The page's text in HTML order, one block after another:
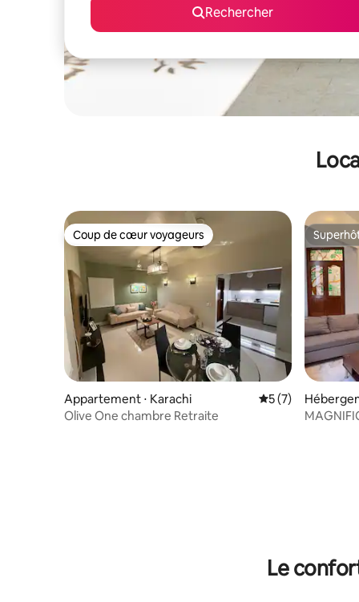
Rechercher
Coup de cœur voyageurs
Coup de cœur voyageurs
Appartement ⋅ Karachi Évaluation
5 (7)
Olive One chambre Retraite
Le